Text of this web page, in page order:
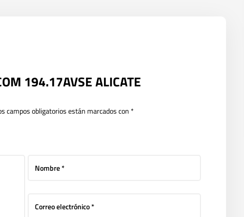
194.17AVSE ALICATE
campos obligatorios están marcados con *